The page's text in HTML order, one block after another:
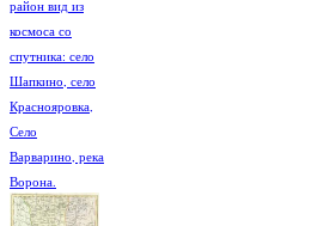
район вид из
космоса со
спутника: село
Шапкино, село
Краснояровка,
Село
Варварино, река
Ворона.